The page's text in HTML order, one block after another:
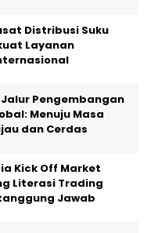
Distribusi Suku
Layanan
Pengembangan
Menuju Masa
dan Cerdas
Kick Off Market
Literasi Trading
Jawab